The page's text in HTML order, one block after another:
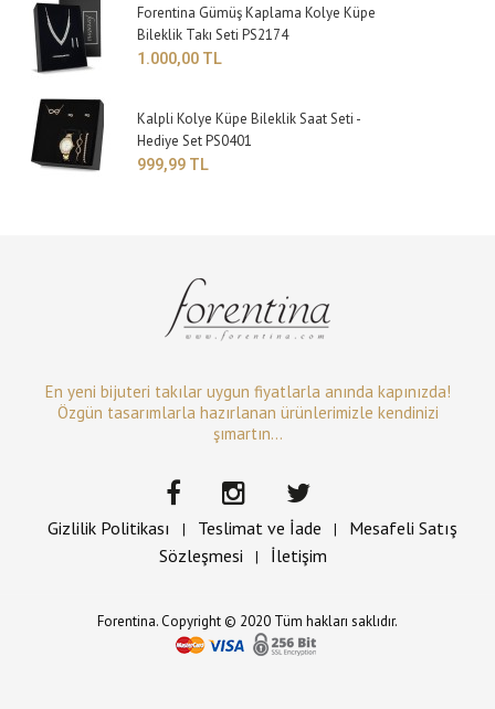
Forentina Gümüş Kaplama Kolye Küpe
Bileklik Takı Seti PS2174
1.000,00 TL
Kalpli Kolye Küpe Bileklik Saat Seti -
Hediye Set PS0401
999,99 TL
En yeni bijuteri takılar uygun fiyatlarla anında kapınızda!
Özgün tasarımlarla hazırlanan ürünlerimizle kendinizi
şımartın...
Gizlilik Politikası | Teslimat ve İade |
Mesafeli Satış
Sözleşmesi
| İletişim
Forentina. Copyright © 2020 Tüm hakları saklıdır.